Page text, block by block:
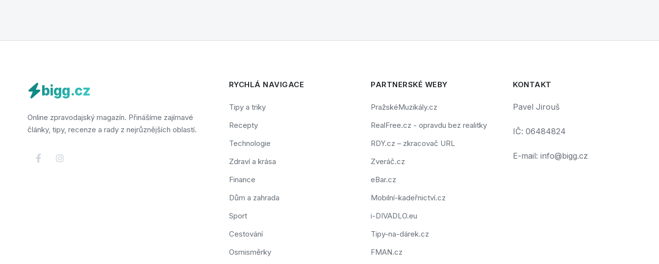
bigg.cz
Online zpravodajský magazín. Přinášíme zajímavé
články, tipy, recenze a rady z nejrůznějších oblastí.
RYCHLÁ NAVIGACE
Tipy a triky
Recepty
Technologie
Zdraví a krása
Finance
Dům a zahrada
Sport
Cestování
Osmisměrky
PARTNERSKÉ WEBY
PražskéMuzikály.cz
RealFree.cz - opravdu bez realitky
RDY.cz – zkracovač URL
Zveráč.cz
eBar.cz
Mobilní-kadeřnictví.cz
i-DIVADLO.eu
Tipy-na-dárek.cz
FMAN.cz
KONTAKT
Pavel Jirouš
IČ: 06484824
E-mail: info@bigg.cz